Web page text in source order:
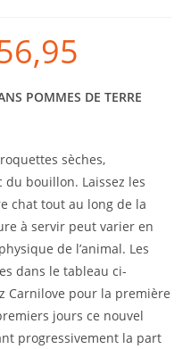
POMMES DE TERRE
sèches,
bouillon. Laissez les
chat tout au long de la
à servir peut varier en
de l’animal. Les
dans le tableau ci-
Carnilove pour la première
jours ce nouvel
progressivement la part